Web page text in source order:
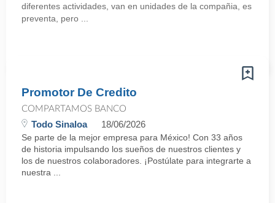
diferentes actividades, van en unidades de la compañia, es
preventa, pero ...
Promotor De Credito
COMPARTAMOS BANCO
Todo Sinaloa 18/06/2026
Se parte de la mejor empresa para México! Con 33 años
de historia impulsando los sueños de nuestros clientes y
los de nuestros colaboradores. ¡Postúlate para integrarte a
nuestra ...